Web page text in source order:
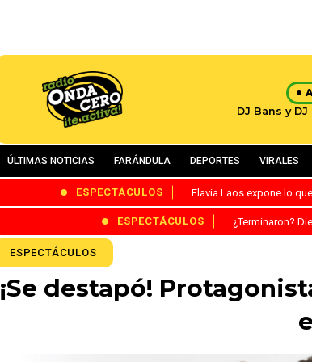
DJ Bans y
ÚLTIMAS NOTICIAS FARÁNDULA DEPORTES VIRALES
ESPECTÁCULOS Flavia Laos expone lo
ESPECTÁCULOS ¿Terminaron?
ESPECTÁCULOS
¡Se destapó!